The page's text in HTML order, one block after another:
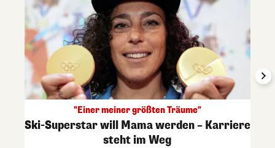
"Einer meiner größten Träume"
Ski-Superstar will Mama werden – Karriere
steht im Weg